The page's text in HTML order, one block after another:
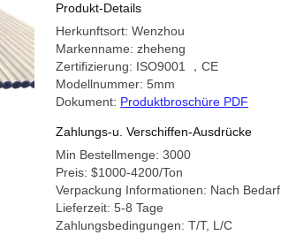
Produkt-Details
Herkunftsort: Wenzhou
Markenname: zheheng
Zertifizierung: ISO9001 ，CE
Modellnummer: 5mm
Dokument: Produktbroschüre PDF
Zahlungs-u. Verschiffen-Ausdrücke
Min Bestellmenge: 3000
Preis: $1000-4200/Ton
Verpackung Informationen: Nach Bedarf
Lieferzeit: 5-8 Tage
Zahlungsbedingungen: T/T, L/C